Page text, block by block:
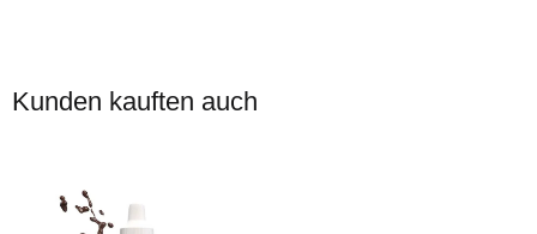
Kunden kauften auch